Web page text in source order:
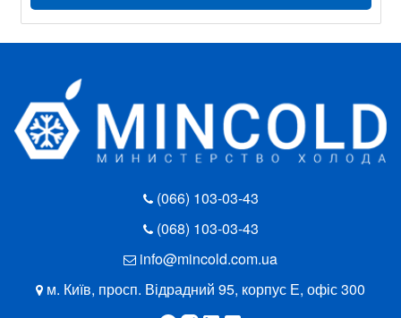
(066) 103-03-43
(068) 103-03-43
info@mincold.com.ua
м. Київ, просп. Відрадний 95, корпус Е, офіс 300